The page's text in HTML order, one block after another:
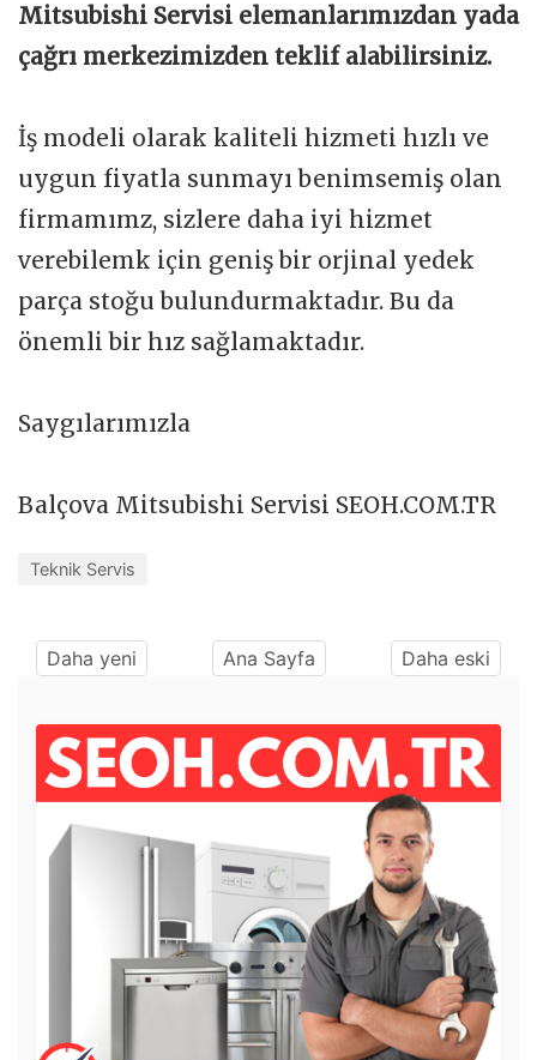
Mitsubishi Servisi elemanlarımızdan yada
çağrı merkezimizden teklif alabilirsiniz.
İş modeli olarak kaliteli hizmeti hızlı ve
uygun fiyatla sunmayı benimsemiş olan
firmamımz, sizlere daha iyi hizmet
verebilemk için geniş bir orjinal yedek
parça stoğu bulundurmaktadır. Bu da
önemli bir hız sağlamaktadır.
Saygılarımızla
Balçova Mitsubishi Servisi SEOH.COM.TR
Teknik Servis
Daha yeni Ana Sayfa Daha eski